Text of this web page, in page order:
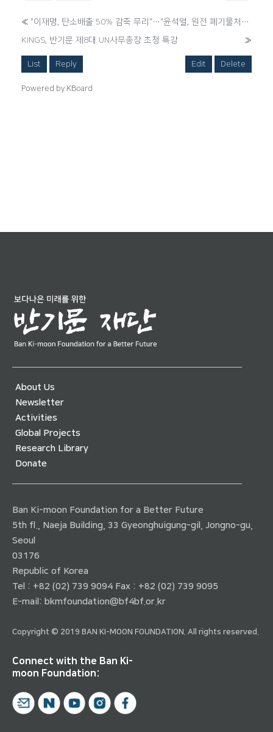
«
"이재명, 탄소배출 50% 감축 무리"…"윤석열, 원전 폐기물처리 대안 빠져"
KINGS, 반기문 제8대 UN사무총장 초청 특강
»
List Reply Edit Delete
Powered by KBoard
About Us
Newsletter
Activities
Global Projects
Research Library
Donate
Ban Ki-moon Foundation for a Better Future
5th fl., Naeja Building, 33 Gyeonghuigung-gil, Jongno-gu,
Seoul
03176
Republic of Korea
Tel : +82 (02) 739 9094 Fax : +82 (02) 739 9095
E-mail: bkmfoundation@bf4bf.or.kr
Copyright © 2019 BAN KI-MOON FOUNDATION. All rights reserved.
Connect with the Ban Ki-
moon Foundation: